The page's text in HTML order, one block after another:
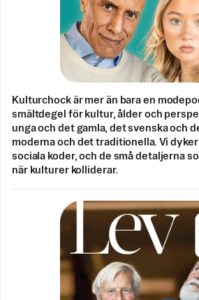
Kulturchock är mer än bara en
smältdegel för kultur, ålder och
unga och det gamla, det svenska och
moderna och det traditionella. Vi dyker
sociala koder, och de små detaljerna
när kulturer kolliderar.